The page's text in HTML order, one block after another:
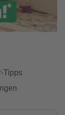
Tipps